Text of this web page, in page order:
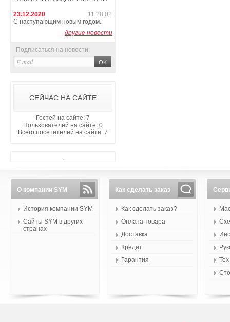
23.12.2020
11:28:02
С наступающим новым годом.
другие новости
Подписаться на новости:
СЕЙЧАС НА САЙТЕ
Гостей на сайте: 7
Пользователей на сайте: 0
Всего посетителей на сайте: 7
.
О компании SYM
История компании SYM
Сайты SYM в других
странах
Как сделать заказ
Как сделать заказ?
Оплата товара
Доставка
Кредит
Гарантия